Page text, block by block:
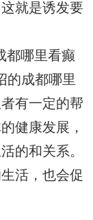
就是诱发要
都哪里看癫
的成都哪里
有一定的帮
健康发展，
的和关系。
活，也会促